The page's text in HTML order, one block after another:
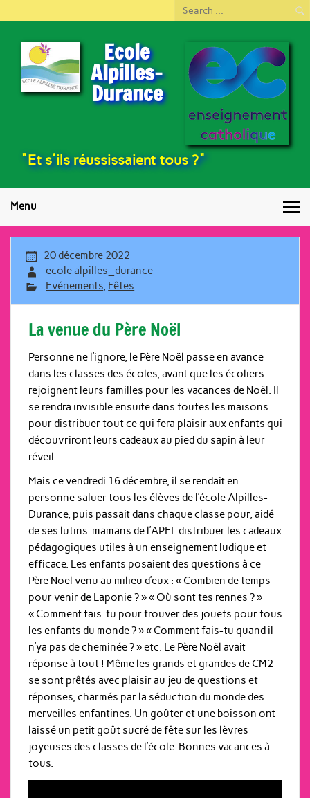
Ecole
Alpilles-
Durance
"Et s'ils réussissaient tous ?"
Menu
20 décembre 2022
ecole alpilles_durance
Evénements, Fêtes
La venue du Père Noël
Personne ne l’ignore, le Père Noël passe en avance
dans les classes des écoles, avant que les écoliers
rejoignent leurs familles pour les vacances de Noël. Il
se rendra invisible ensuite dans toutes les maisons
pour distribuer tout ce qui fera plaisir aux enfants qui
découvriront leurs cadeaux au pied du sapin à leur
réveil.
Mais ce vendredi 16 décembre, il se rendait en
personne saluer tous les élèves de l’école Alpilles-
Durance, puis passait dans chaque classe pour, aidé
de ses lutins-mamans de l’APEL distribuer les cadeaux
pédagogiques utiles à un enseignement ludique et
efficace. Les enfants posaient des questions à ce
Père Noël venu au milieu d’eux : « Combien de temps
pour venir de Laponie ? » « Où sont tes rennes ? »
« Comment fais-tu pour trouver des jouets pour tous
les enfants du monde ? » « Comment fais-tu quand il
n’ya pas de cheminée ? » etc. Le Père Noël avait
réponse à tout ! Même les grands et grandes de CM2
se sont prêtés avec plaisir au jeu de questions et
réponses, charmés par la séduction du monde des
merveilles enfantines. Un goûter et une boisson ont
laissé un petit goût sucré de fête sur les lèvres
joyeuses des classes de l’école. Bonnes vacances à
tous.